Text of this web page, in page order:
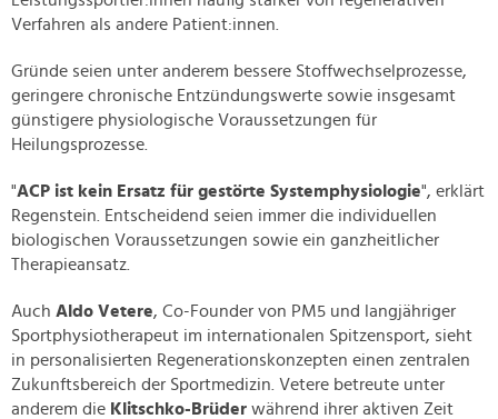
Verfahren als andere Patient:innen.
Gründe seien unter anderem bessere Stoffwechselprozesse,
geringere chronische Entzündungswerte sowie insgesamt
günstigere physiologische Voraussetzungen für
Heilungsprozesse.
"ACP ist kein Ersatz für gestörte Systemphysiologie", erklärt
Regenstein. Entscheidend seien immer die individuellen
biologischen Voraussetzungen sowie ein ganzheitlicher
Therapieansatz.
Auch Aldo Vetere, Co-Founder von PM5 und langjähriger
Sportphysiotherapeut im internationalen Spitzensport, sieht
in personalisierten Regenerationskonzepten einen zentralen
Zukunftsbereich der Sportmedizin. Vetere betreute unter
anderem die Klitschko-Brüder während ihrer aktiven Zeit